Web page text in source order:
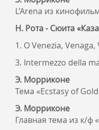
L’Arena из
Н. Рота - Сюита
1. O Venezia, Venaga,
3. Intermezzo della
Э. Морриконе
Тема «Ecstasy of
Э. Морриконе
Главная тема из к/ф